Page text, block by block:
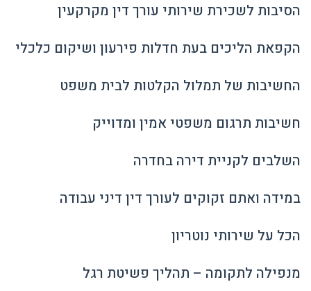
הסיבות לשכירת שירותי עורך דין מקרקעין
הקפאת הליכים בעת חדלות פירעון ושיקום כלכלי
החשיבות של תמלול הקלטות לבית משפט
חשיבות תרגום משפטי אמין ומדוייק
השלבים לקניית דירה בחדרה
במידה ואתם זקוקים לעורך דין דיני עבודה
הכל על שירותי נוטריון
מנפילה לתקומה – תהליך פשיטת רגל